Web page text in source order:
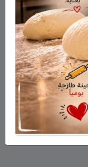
نقطة في أوروبا
مجرد سلعة
مجرد سلعة